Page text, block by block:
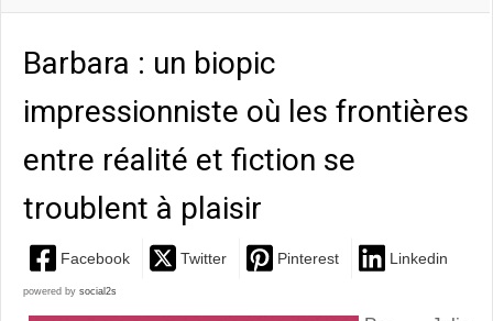
Barbara : un biopic
impressionniste où les frontières
entre réalité et fiction se
troublent à plaisir
Facebook Twitter Pinterest Linkedin
powered by social2s